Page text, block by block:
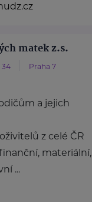
matek z.s.
34 Praha 7
a jejich
z celé ČR
materiální,
...